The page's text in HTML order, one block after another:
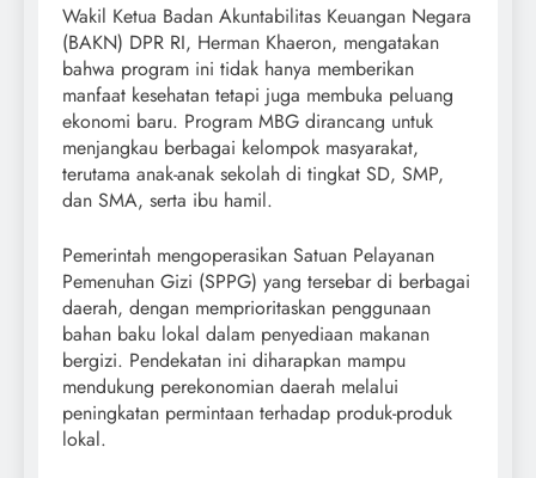
Wakil Ketua Badan Akuntabilitas Keuangan Negara
(BAKN) DPR RI, Herman Khaeron, mengatakan
bahwa program ini tidak hanya memberikan
manfaat kesehatan tetapi juga membuka peluang
ekonomi baru. Program MBG dirancang untuk
menjangkau berbagai kelompok masyarakat,
terutama anak-anak sekolah di tingkat SD, SMP,
dan SMA, serta ibu hamil.
Pemerintah mengoperasikan Satuan Pelayanan
Pemenuhan Gizi (SPPG) yang tersebar di berbagai
daerah, dengan memprioritaskan penggunaan
bahan baku lokal dalam penyediaan makanan
bergizi. Pendekatan ini diharapkan mampu
mendukung perekonomian daerah melalui
peningkatan permintaan terhadap produk-produk
lokal.